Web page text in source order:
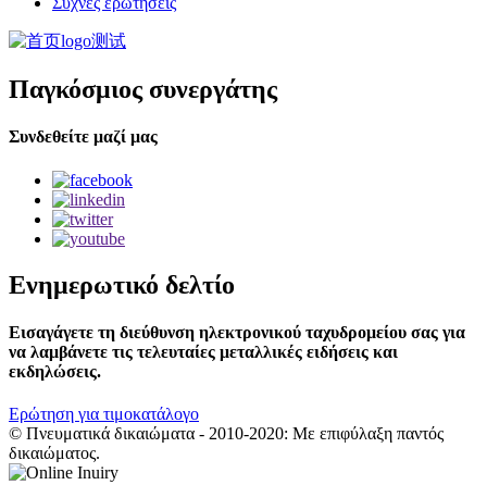
Παγκόσμιος συνεργάτης
Συνδεθείτε μαζί μας
Ενημερωτικό δελτίο
Εισαγάγετε τη διεύθυνση ηλεκτρονικού ταχυδρομείου σας για
να λαμβάνετε τις τελευταίες μεταλλικές ειδήσεις και
εκδηλώσεις.
Ερώτηση για τιμοκατάλογο
© Πνευματικά δικαιώματα - 2010-2020: Με επιφύλαξη παντός
δικαιώματος.